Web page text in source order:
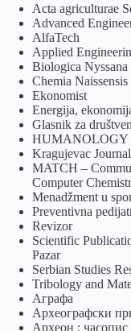
Acta agriculturae
Advanced
AlfaTech
Applied
Biologica
Chemia Naissensis
Ekonomist
Energija,
Glasnik za
HUMANOLOGY
Kragujevac
MATCH –
Computer
Menadžment u
Preventivna
Revizor
Scientific
Pazar
Serbian Studies
Tribology and
Аграфа
Археографски
Археон :